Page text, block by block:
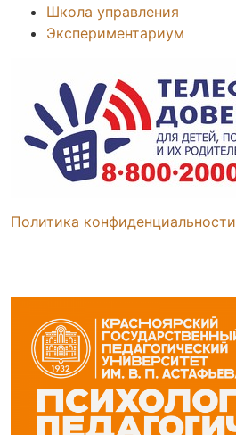
Школа управления
Экспериментариум
Политика конфиденциальности